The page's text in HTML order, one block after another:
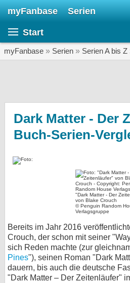
myFanbase Serien
Start
myFanbase » Serien » Serien A bis Z
Dark Matter - Der
Buch-Serien-
"Dark Matter - Der
von Blake Crouch
© Penguin Random
Verlagsgruppe
Bereits im Jahr 2016
Crouch, der schon mit seiner
sich Reden machte (zur
Pines"), seinen Roman "Dark
dauern, bis auch die deutsche
"Dark Matter – Der Zeitenläufer"
SERIEN
SERVICE
bei X
bei